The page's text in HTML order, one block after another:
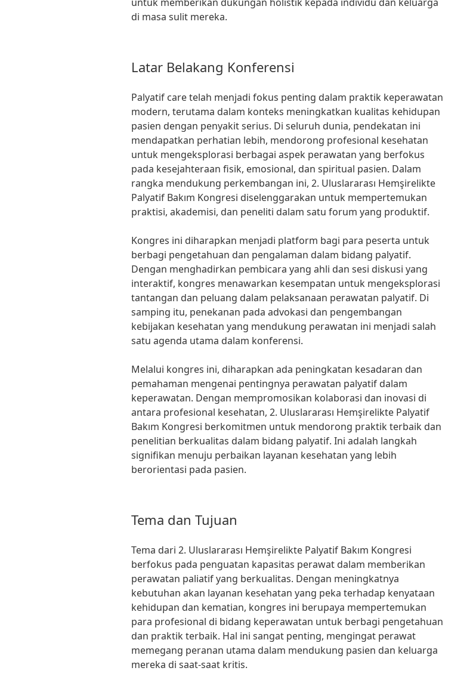
di masa sulit mereka.
Latar Belakang Konferensi
Palyatif care telah menjadi fokus penting dalam praktik keperawatan
modern, terutama dalam konteks meningkatkan kualitas kehidupan
pasien dengan penyakit serius. Di seluruh dunia, pendekatan ini
mendapatkan perhatian lebih, mendorong profesional kesehatan
untuk mengeksplorasi berbagai aspek perawatan yang berfokus
pada kesejahteraan fisik, emosional, dan spiritual pasien. Dalam
rangka mendukung perkembangan ini, 2. Uluslararası Hemşirelikte
Palyatif Bakım Kongresi diselenggarakan untuk mempertemukan
praktisi, akademisi, dan peneliti dalam satu forum yang produktif.
Kongres ini diharapkan menjadi platform bagi para peserta untuk
berbagi pengetahuan dan pengalaman dalam bidang palyatif.
Dengan menghadirkan pembicara yang ahli dan sesi diskusi yang
interaktif, kongres menawarkan kesempatan untuk mengeksplorasi
tantangan dan peluang dalam pelaksanaan perawatan palyatif. Di
samping itu, penekanan pada advokasi dan pengembangan
kebijakan kesehatan yang mendukung perawatan ini menjadi salah
satu agenda utama dalam konferensi.
Melalui kongres ini, diharapkan ada peningkatan kesadaran dan
pemahaman mengenai pentingnya perawatan palyatif dalam
keperawatan. Dengan mempromosikan kolaborasi dan inovasi di
antara profesional kesehatan, 2. Uluslararası Hemşirelikte Palyatif
Bakım Kongresi berkomitmen untuk mendorong praktik terbaik dan
penelitian berkualitas dalam bidang palyatif. Ini adalah langkah
signifikan menuju perbaikan layanan kesehatan yang lebih
berorientasi pada pasien.
Tema dan Tujuan
Tema dari 2. Uluslararası Hemşirelikte Palyatif Bakım Kongresi
berfokus pada penguatan kapasitas perawat dalam memberikan
perawatan paliatif yang berkualitas. Dengan meningkatnya
kebutuhan akan layanan kesehatan yang peka terhadap kenyataan
kehidupan dan kematian, kongres ini berupaya mempertemukan
para profesional di bidang keperawatan untuk berbagi pengetahuan
dan praktik terbaik. Hal ini sangat penting, mengingat perawat
memegang peranan utama dalam mendukung pasien dan keluarga
mereka di saat-saat kritis.